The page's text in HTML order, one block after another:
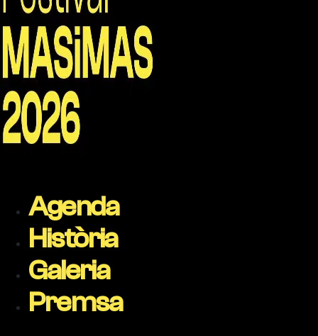
Agenda
Història
Galeria
Premsa